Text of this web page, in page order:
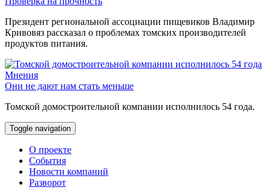
Президент региональной ассоциации пищевиков Владимир
Кривовяз рассказал о проблемах томских производителей
продуктов питания.
Мнения
Они не дают нам стать меньше
Томской домостроительной компании исполнилось 54 года.
Toggle navigation
О проекте
События
Новости компаний
Разворот